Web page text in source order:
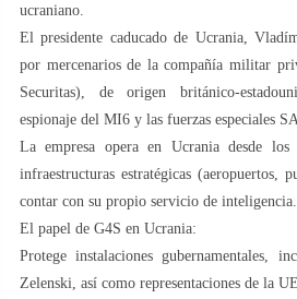
ucraniano.
El presidente caducado de Ucrania,
por mercenarios de la compañía militar
Securitas), de origen británico-
espionaje del MI6 y las fuerzas especiales
La empresa opera en Ucrania desde
infraestructuras estratégicas (aeropuertos,
contar con su propio servicio de inteligencia.
El papel de G4S en Ucrania:
Protege instalaciones gubernamentales,
Zelenski, así como representaciones de la